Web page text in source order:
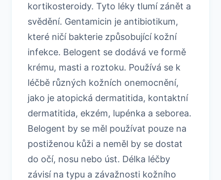
kortikosteroidy. Tyto léky tlumí zánět a
svědění. Gentamicin je antibiotikum,
které ničí bakterie způsobující kožní
infekce. Belogent se dodává ve formě
krému, masti a roztoku. Používá se k
léčbě různých kožních onemocnění,
jako je atopická dermatitida, kontaktní
dermatitida, ekzém, lupénka a seborea.
Belogent by se měl používat pouze na
postiženou kůži a neměl by se dostat
do očí, nosu nebo úst. Délka léčby
závisí na typu a závažnosti kožního